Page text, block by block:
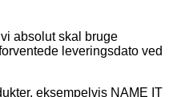
absolut skal bruge
leveringsdato ved
eksempelvis NAME IT